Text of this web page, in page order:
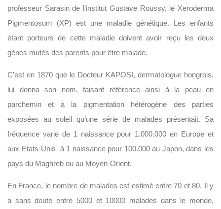
professeur Sarasin de l’institut Gustave Roussy, le Xeroderma
Pigmentosum (XP) est une maladie génétique. Les enfants
étant porteurs de cette maladie doivent avoir reçu les deux
gènes mutés des parents pour être malade.
C’est en 1870 que le Docteur KAPOSI, dermatologue hongrois,
lui donna son nom, faisant référence ainsi à la peau en
parchemin et à la pigmentation hétérogène des parties
exposées au soleil qu’une série de malades présentait. Sa
fréquence varie de 1 naissance pour 1.000.000 en Europe et
aux Etats-Unis à 1 naissance pour 100.000 au Japon, dans les
pays du Maghreb ou au Moyen-Orient.
En France, le nombre de malades est estimé entre 70 et 80. Il y
a sans doute entre 5000 et 10000 malades dans le monde,